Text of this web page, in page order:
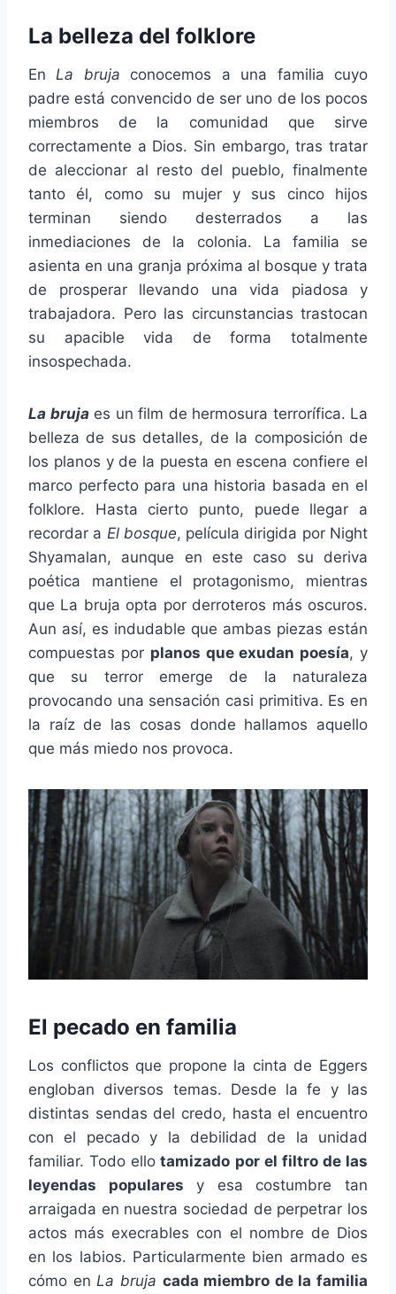
La belleza del folklore
En La bruja conocemos a una familia cuyo
padre está convencido de ser uno de los pocos
miembros de la comunidad que sirve
correctamente a Dios. Sin embargo, tras tratar
de aleccionar al resto del pueblo, finalmente
tanto él, como su mujer y sus cinco hijos
terminan siendo desterrados a las
inmediaciones de la colonia. La familia se
asienta en una granja próxima al bosque y trata
de prosperar llevando una vida piadosa y
trabajadora. Pero las circunstancias trastocan
su apacible vida de forma totalmente
insospechada.
La brujaes un film de hermosura terrorífica. La
belleza de sus detalles, de la composición de
los planos y de la puesta en escena confiere el
marco perfecto para una historia basada en el
folklore. Hasta cierto punto, puede llegar a
recordar a El bosque, película dirigida por Night
Shyamalan, aunque en este caso su deriva
poética mantiene el protagonismo, mientras
que La bruja opta por derroteros más oscuros.
Aun así, es indudable que ambas piezas están
compuestas por planos que exudan poesía, y
que su terror emerge de la naturaleza
provocando una sensación casi primitiva. Es en
la raíz de las cosas donde hallamos aquello
que más miedo nos provoca.
El pecado en familia
Los conflictos que propone la cinta de Eggers
engloban diversos temas. Desde la fe y las
distintas sendas del credo, hasta el encuentro
con el pecado y la debilidad de la unidad
familiar. Todo ello tamizado por el filtro de las
leyendas populares y esa costumbre tan
arraigada en nuestra sociedad de perpetrar los
actos más execrables con el nombre de Dios
en los labios. Particularmente bien armado es
cómo enLa bruja cada miembro de la familia